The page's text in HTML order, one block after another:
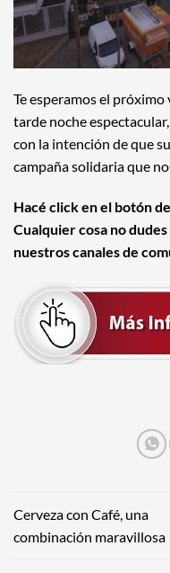
Te esperamos el
tarde noche
con la intención de que
campaña solidaria que
Hacé click en el botón
Cualquier cosa no
nuestros canales de
Cerveza con Café, una
combinación maravillosa